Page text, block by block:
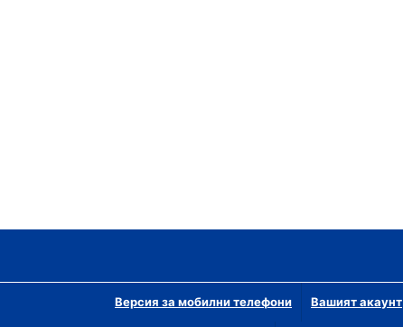
Версия за мобилни телефони Вашият акаунт